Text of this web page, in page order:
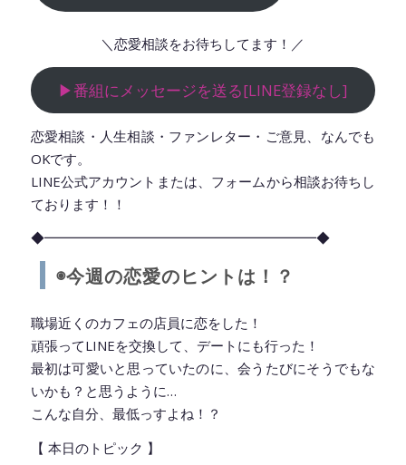
＼恋愛相談をお待ちしてます！／
▶︎番組にメッセージを送る[LINE登録なし]
恋愛相談・人生相談・ファンレター・ご意見、なんでも
OKです。
LINE公式アカウントまたは、フォームから相談お待ちし
ております！！
◆━━━━━━━━━━━━━━━━━━━━◆
◉今週の恋愛のヒントは！？
職場近くのカフェの店員に恋をした！
頑張ってLINEを交換して、デートにも行った！
最初は可愛いと思っていたのに、会うたびにそうでもな
いかも？と思うように…
こんな自分、最低っすよね！？
【 本日のトピック 】